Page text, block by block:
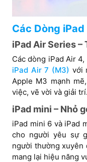
Các Dòng
iPad Air Series –
Các dòng iPad Air
iPad Air 7 (M3) với
Apple M3 mạnh
việc, vẽ vời và giải trí.
iPad mini – Nhỏ
iPad mini 6 và iPad
cho người yêu sự
người thường xuyên
mang lại hiệu năng